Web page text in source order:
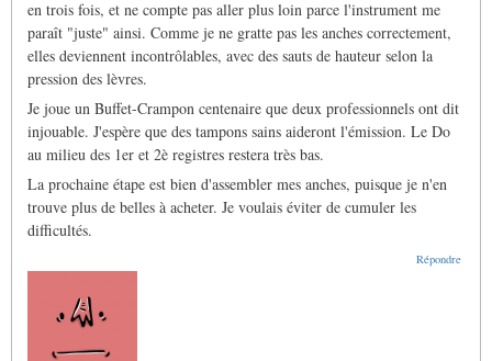
en trois fois, et ne compte pas aller plus loin parce l'instrument me
paraît "juste" ainsi. Comme je ne gratte pas les anches correctement,
elles deviennent incontrôlables, avec des sauts de hauteur selon la
pression des lèvres.
Je joue un Buffet-Crampon centenaire que deux professionnels ont dit
injouable. J'espère que des tampons sains aideront l'émission. Le Do
au milieu des 1er et 2è registres restera très bas.
La prochaine étape est bien d'assembler mes anches, puisque je n'en
trouve plus de belles à acheter. Je voulais éviter de cumuler les
difficultés.
Répondre